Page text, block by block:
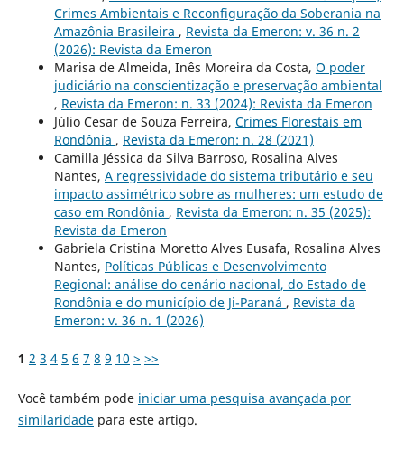
Crimes Ambientais e Reconfiguração da Soberania na
Amazônia Brasileira , Revista da Emeron: v. 36 n. 2
(2026): Revista da Emeron
Marisa de Almeida, Inês Moreira da Costa, O poder
judiciário na conscientização e preservação ambiental
, Revista da Emeron: n. 33 (2024): Revista da Emeron
Júlio Cesar de Souza Ferreira, Crimes Florestais em
Rondônia , Revista da Emeron: n. 28 (2021)
Camilla Jéssica da Silva Barroso, Rosalina Alves
Nantes, A regressividade do sistema tributário e seu
impacto assimétrico sobre as mulheres: um estudo de
caso em Rondônia , Revista da Emeron: n. 35 (2025):
Revista da Emeron
Gabriela Cristina Moretto Alves Eusafa, Rosalina Alves
Nantes, Políticas Públicas e Desenvolvimento
Regional: análise do cenário nacional, do Estado de
Rondônia e do município de Ji-Paraná , Revista da
Emeron: v. 36 n. 1 (2026)
1 2 3 4 5 6 7 8 9 10 > >>
Você também pode iniciar uma pesquisa avançada por
similaridadepara este artigo.